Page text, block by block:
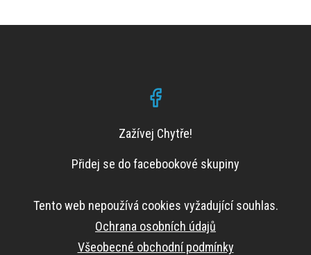
Zažívej Chytře!
Přidej se do facebookové skupiny
Tento web nepoužívá cookies vyžadující souhlas.
Ochrana osobních údajů
Všeobecné obchodní podmínky